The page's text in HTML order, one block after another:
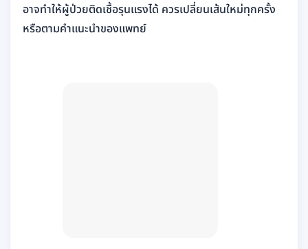
อาจทำให้ผู้ป่วยติดเชื้อรุนแรงได้ ควรเปลี่ยนเส้นใหม่ทุกครั้ง
หรือตามคำแนะนำของแพทย์